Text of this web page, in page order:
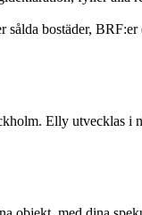
sålda bostäder,
Elly utvecklas